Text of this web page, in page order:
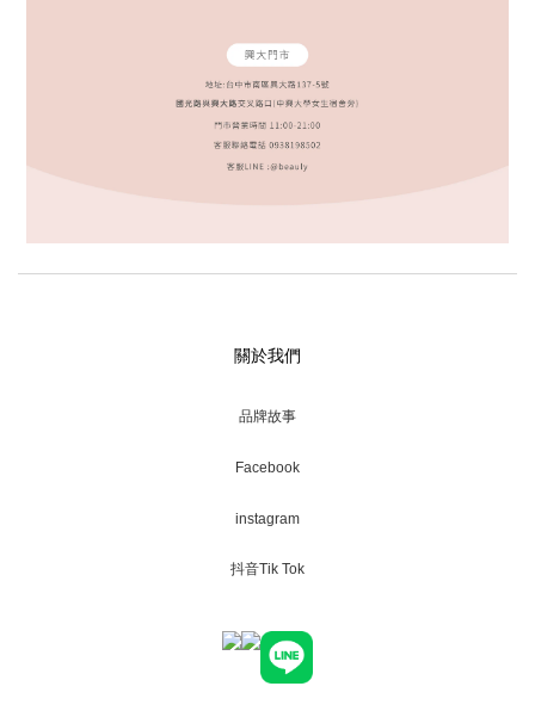
關於我們
品牌故事
Facebook
instagram
抖音Tik Tok